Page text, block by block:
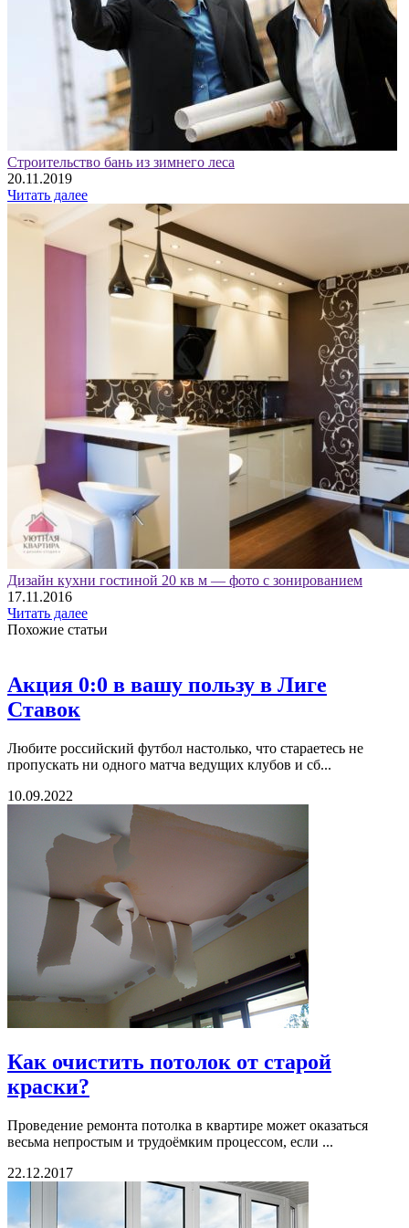
Строительство бань из зимнего леса
20.11.2019
Читать далее
Дизайн кухни гостиной 20 кв м — фото с зонированием
17.11.2016
Читать далее
Похожие статьи
Акция 0:0 в вашу пользу в Лиге
Ставок
Любите российский футбол настолько, что стараетесь не
пропускать ни одного матча ведущих клубов и сб...
10.09.2022
Как очистить потолок от старой
краски?
Проведение ремонта потолка в квартире может оказаться
весьма непростым и трудоёмким процессом, если ...
22.12.2017